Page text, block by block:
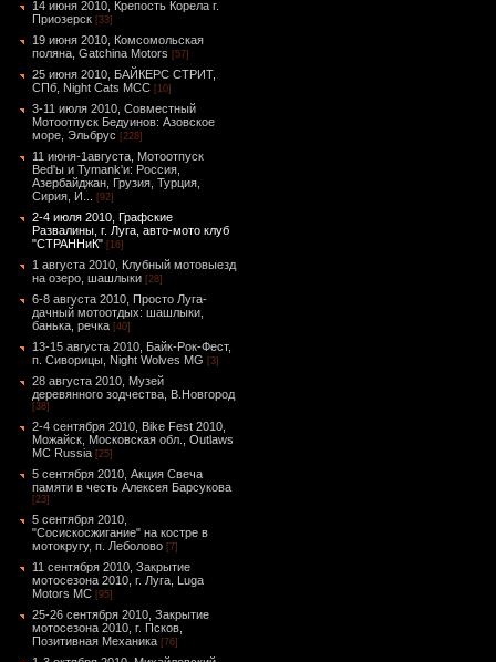
14 июня 2010, Крепость Корела г.
Приозерск [33]
19 июня 2010, Комсомольская
поляна, Gatchina Motors [57]
25 июня 2010, БАЙКЕРС СТРИТ,
СПб, Night Cats МСС [10]
3-11 июля 2010, Совместный
Мотоотпуск Бедуинов: Азовское
море, Эльбрус [228]
11 июня-1августа, Мотоотпуск
Bed'ы и Tymank'и: Россия,
Азербайджан, Грузия, Турция,
Сирия, И...
[92]
2-4 июля 2010, Графские
Развалины, г. Луга, авто-мото клуб
"СТРАННиК" [16]
1 августа 2010, Клубный мотовыезд
на озеро, шашлыки [28]
6-8 августа 2010, Просто Луга-
дачный мотоотдых: шашлыки,
банька, речка [40]
13-15 августа 2010, Байк-Рок-Фест,
п. Сиворицы, Night Wolves MG [3]
28 августа 2010, Музей
деревянного зодчества, В.Новгород
[38]
2-4 сентября 2010, Bike Fest 2010,
Можайск, Московская обл., Outlaws
MC Russia [25]
5 сентября 2010, Акция Свеча
памяти в честь Алексея Барсукова
[23]
5 сентября 2010,
"Сосискосжигание" на костре в
мотокругу, п. Леболово [7]
11 сентября 2010, Закрытие
мотосезона 2010, г. Луга, Luga
Motors MC [95]
25-26 сентября 2010, Закрытие
мотосезона 2010, г. Псков,
Позитивная Механика [76]